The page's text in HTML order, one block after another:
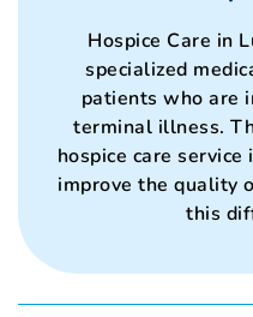
Hospice Care in
specialized
patients who are
terminal illness.
hospice care
improve the quality
this